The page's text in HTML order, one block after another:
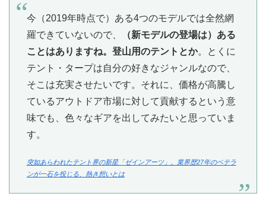
今（2019年時点で）ある4つのモデルでは全然網
羅できていないので、
（新モデルの登場は）ある
ことはありますね。登山用のテントとか。とくに
テント・タープは自分の好きなジャンルなので、
そこは充実させたいです。それに、価格が高騰し
ているアウトドア市場に対して貢献するという意
味でも、色々なギアを出してみたいと思っていま
す。
突如あらわれたテント界の新星「ゼインアーツ」。業界歴27年のベテラ
ンが一石を投じる、熱き想いとは